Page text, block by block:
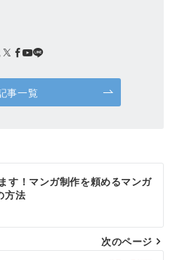
事一覧
す！マンガ制作を頼めるマンガ
方法
次のページ